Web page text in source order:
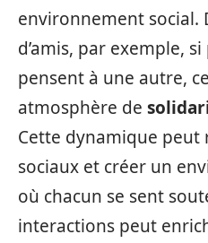
environnement social.
d’amis, par exemple,
pensent à une autre,
atmosphère de
Cette dynamique peut
sociaux et créer un
où chacun se sent
interactions peut